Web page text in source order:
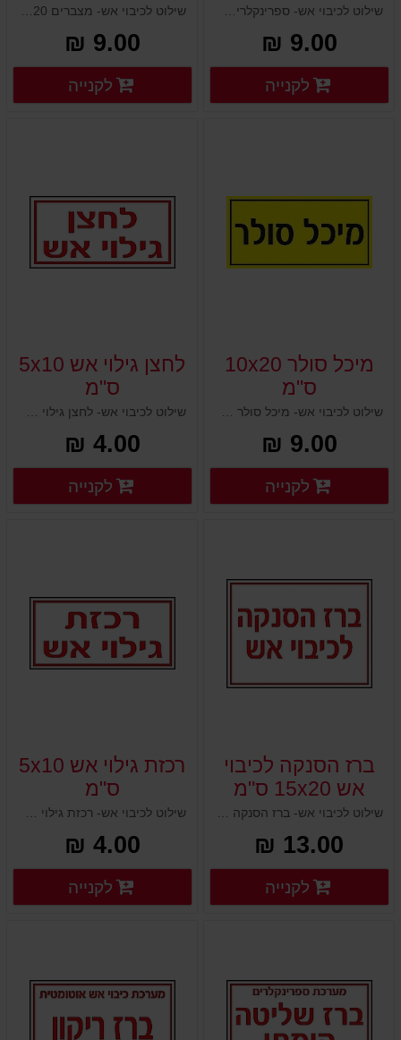
9.00 ₪
פרטים נוספים פרטים נוספים לקנייה
9.00 ₪
פרטים נוספים
לקנייה
מיכל סולר 10x20
ס"מ
9.00 ₪
פרטים נוספים פרטים נוספים לקנייה
לחצן גילוי אש 5x10
ס"מ
4.00 ₪
פרטים נוספים
לקנייה
ברז הסנקה לכיבוי
אש 15x20 ס"מ
13.00 ₪
פרטים נוספים פרטים נוספים לקנייה
רכזת גילוי אש 5x10
ס"מ
4.00 ₪
פרטים נוספים
לקנייה